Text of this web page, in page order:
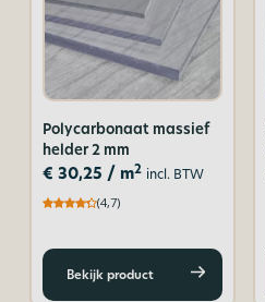
Polycarbonaat massief
helder 2 mm
€ 30,25 / m2 incl. BTW
(4,7)
Bekijk product